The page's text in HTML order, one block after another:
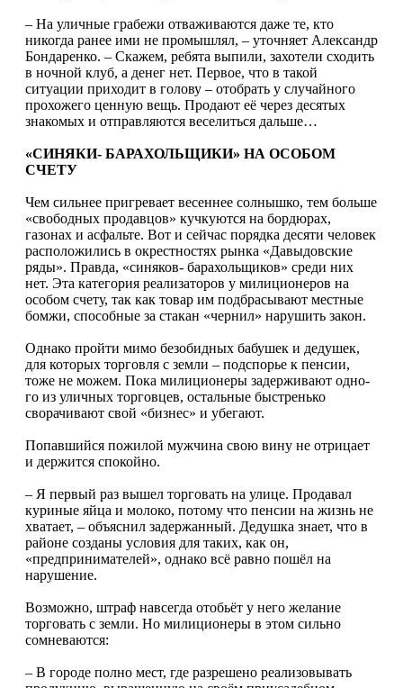
– На уличные грабежи отваживаются даже те, кто
никогда ранее ими не промышлял, – уточняет Александр
Бондаренко. – Скажем, ребята выпили, захотели схо­дить
в ночной клуб, а денег нет. Первое, что в такой
ситуации приходит в голову – отобрать у случайного
прохожего ценную вещь. Продают её через десятых
знако­мых и отправляются веселиться дальше…
«СИНЯКИ- БАРАХОЛЬЩИКИ» НА ОСОБОМ
СЧЕТУ
Чем сильнее пригревает весеннее солнышко, тем больше
«свободных продавцов» кучкуются на бордюрах,
газонах и асфальте. Вот и сейчас порядка десяти человек
расположились в окрестностях рынка «Давыдовские
ряды». Правда, «синяков- барахольщиков» среди них
нет. Эта категория реализаторов у милици­онеров на
особом счету, так как товар им подбрасывают местные
бомжи, способные за стакан «чернил» нарушить закон.
Однако пройти мимо безобидных бабушек и дедушек,
для которых торговля с земли – подспорье к пенсии,
тоже не можем. Пока милиционеры задерживают одно­
го из уличных торговцев, остальные быстренько
сворачивают свой «бизнес» и убегают.
Попавшийся пожилой мужчина свою вину не отрицает
и держится спокойно.
– Я первый раз вышел торговать на улице. Продавал
куриные яйца и молоко, потому что пенсии на жизнь не
хватает, – объяснил задержанный. Дедушка знает, что в
районе созданы условия для таких, как он,
«предпринимателей», однако всё равно пошёл на
нарушение.
Возможно, штраф навсегда отобьёт у него желание
торговать с земли. Но милиционеры в этом сильно
сомневаются:
– В городе полно мест, где разрешено реализовывать